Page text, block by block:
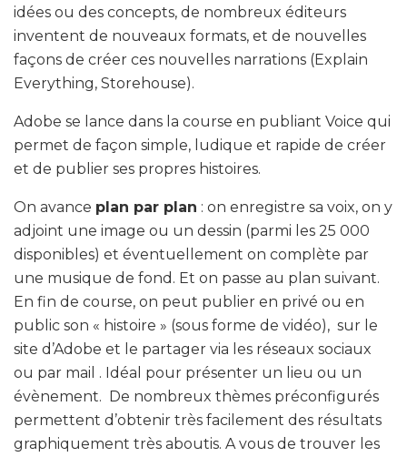
idées ou des concepts, de nombreux éditeurs
inventent de nouveaux formats, et de nouvelles
façons de créer ces nouvelles narrations (Explain
Everything, Storehouse).
Adobe se lance dans la course en publiant Voice qui
permet de façon simple, ludique et rapide de créer
et de publier ses propres histoires.
On avance plan par plan : on enregistre sa voix, on y
adjoint une image ou un dessin (parmi les 25 000
disponibles) et éventuellement on complète par
une musique de fond. Et on passe au plan suivant.
En fin de course, on peut publier en privé ou en
public son « histoire » (sous forme de vidéo), sur le
site d’Adobe et le partager via les réseaux sociaux
ou par mail . Idéal pour présenter un lieu ou un
évènement. De nombreux thèmes préconfigurés
permettent d’obtenir très facilement des résultats
graphiquement très aboutis. A vous de trouver les